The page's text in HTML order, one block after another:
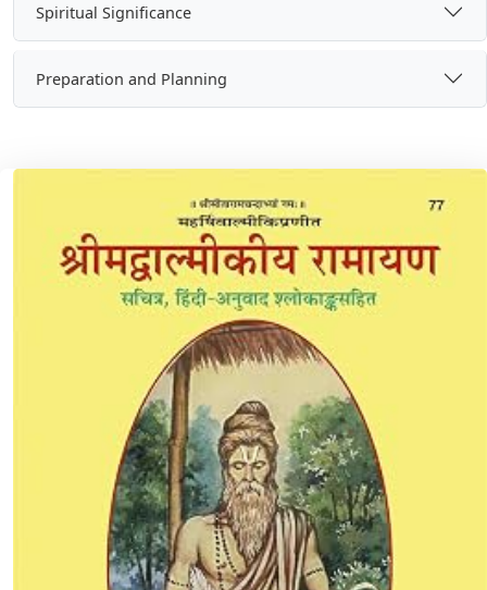
Spiritual Significance
Preparation and Planning